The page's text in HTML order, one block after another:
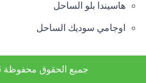
هاسيندا بلو الساحل
اوجامي سوديك الساحل
جميع الحقوق محفوظة 2026